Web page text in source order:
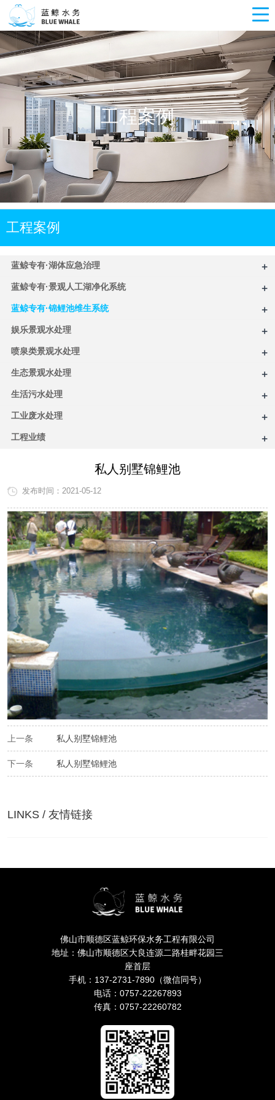
工程案例
工程案例
蓝鲸专有·湖体应急治理 +
蓝鲸专有·景观人工湖净化系统 +
蓝鲸专有·锦鲤池维生系统 +
娱乐景观水处理 +
喷泉类景观水处理 +
生态景观水处理 +
生活污水处理 +
工业废水处理 +
工程业绩 +
私人别墅锦鲤池
发布时间：2021-05-12
上一条 私人别墅锦鲤池
下一条 私人别墅锦鲤池
LINKS / 友情链接
佛山市顺德区蓝鲸环保水务工程有限公司
地址：佛山市顺德区大良连源二路桂畔花园三
座首层
手机：137-2731-7890（微信同号）
电话：0757-22267893
传真：0757-22260782